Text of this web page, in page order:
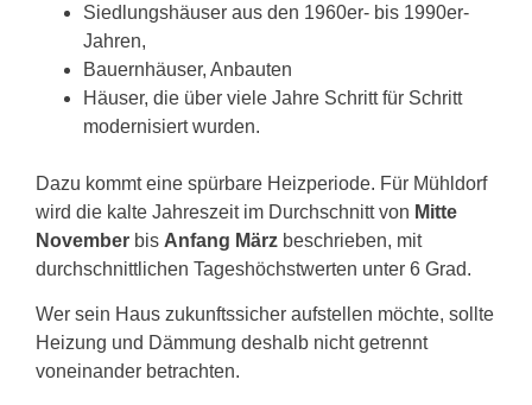
Siedlungshäuser aus den 1960er- bis 1990er-
Jahren,
Bauernhäuser, Anbauten
Häuser, die über viele Jahre Schritt für Schritt
modernisiert wurden.
Dazu kommt eine spürbare Heizperiode. Für Mühldorf
wird die kalte Jahreszeit im Durchschnitt von Mitte
November bis Anfang März beschrieben, mit
durchschnittlichen Tageshöchstwerten unter 6 Grad.
Wer sein Haus zukunftssicher aufstellen möchte, sollte
Heizung und Dämmung deshalb nicht getrennt
voneinander betrachten.